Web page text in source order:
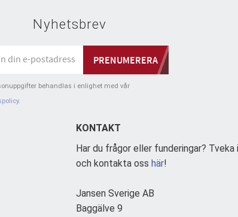
Nyhetsbrev
PRENUMERERA
behandlas i enlighet med vår
.
KONTAKT
Har du frågor eller funderingar? Tveka
och kontakta oss här!
Jansen Sverige AB
Baggälve 9